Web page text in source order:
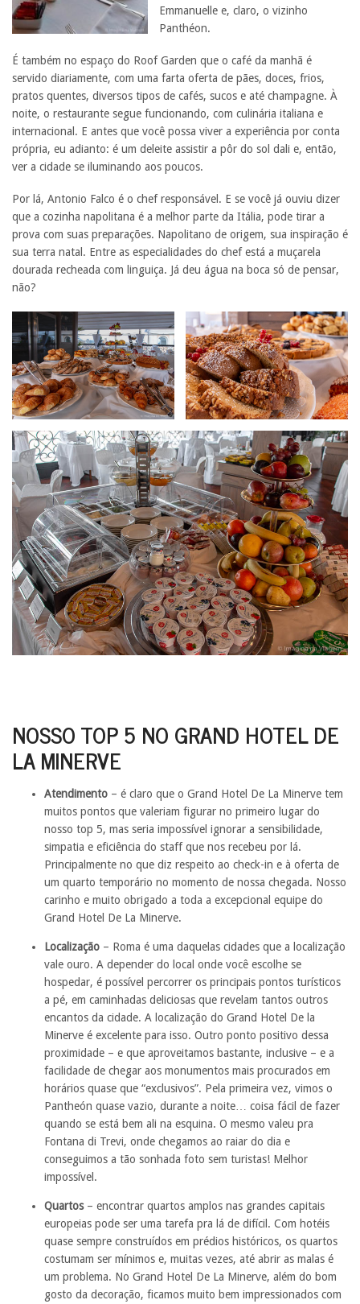
Emmanuelle e, claro, o vizinho
Panthéon.
É também no espaço do Roof Garden que o café da manhã é
servido diariamente, com uma farta oferta de pães, doces, frios,
pratos quentes, diversos tipos de cafés, sucos e até champagne. À
noite, o restaurante segue funcionando, com culinária italiana e
internacional. E antes que você possa viver a experiência por conta
própria, eu adianto: é um deleite assistir a pôr do sol dali e, então,
ver a cidade se iluminando aos poucos.
Por lá, Antonio Falco é o chef responsável. E se você já ouviu dizer
que a cozinha napolitana é a melhor parte da Itália, pode tirar a
prova com suas preparações. Napolitano de origem, sua inspiração é
sua terra natal. Entre as especialidades do chef está a muçarela
dourada recheada com linguiça. Já deu água na boca só de pensar,
não?
NOSSO TOP 5 NO GRAND HOTEL DE
LA MINERVE
Atendimento – é claro que o Grand Hotel De La Minerve tem
muitos pontos que valeriam figurar no primeiro lugar do
nosso top 5, mas seria impossível ignorar a sensibilidade,
simpatia e eficiência do staff que nos recebeu por lá.
Principalmente no que diz respeito ao check-in e à oferta de
um quarto temporário no momento de nossa chegada. Nosso
carinho e muito obrigado a toda a excepcional equipe do
Grand Hotel De La Minerve.
Localização – Roma é uma daquelas cidades que a localização
vale ouro. A depender do local onde você escolhe se
hospedar, é possível percorrer os principais pontos turísticos
a pé, em caminhadas deliciosas que revelam tantos outros
encantos da cidade. A localização do Grand Hotel De la
Minerve é excelente para isso. Outro ponto positivo dessa
proximidade – e que aproveitamos bastante, inclusive – e a
facilidade de chegar aos monumentos mais procurados em
horários quase que “exclusivos”. Pela primeira vez, vimos o
Pantheón quase vazio, durante a noite… coisa fácil de fazer
quando se está bem ali na esquina. O mesmo valeu pra
Fontana di Trevi, onde chegamos ao raiar do dia e
conseguimos a tão sonhada foto sem turistas! Melhor
impossível.
Quartos– encontrar quartos amplos nas grandes capitais
europeias pode ser uma tarefa pra lá de difícil. Com hotéis
quase sempre construídos em prédios históricos, os quartos
costumam ser mínimos e, muitas vezes, até abrir as malas é
um problema. No Grand Hotel De La Minerve, além do bom
gosto da decoração, ficamos muito bem impressionados com